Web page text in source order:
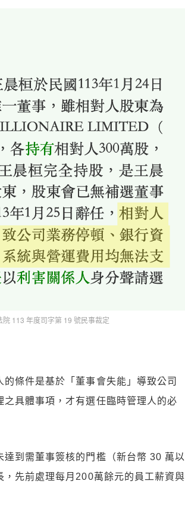
113 年度司字第 19 號民事裁定
條件是基於「董事會失能」導致公司
具體事項，才有選任臨時管理人的必
到需董事簽核的門檻（新台幣 30 萬以
，先前處理每月200萬餘元的員工薪資與